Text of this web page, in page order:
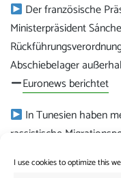
I use cookies to optimize this
Der französische
Ministerpräsident
Abschiebelager
Euronews berichtet
In Tunesien haben
rassistische
Zum Post von Info